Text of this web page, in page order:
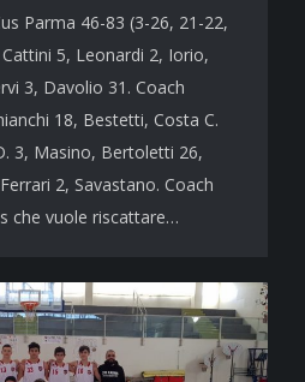
Parma 46-83 (3-26, 21-22,
5, Leonardi 2, Iorio,
3, Davolio 31. Coach
18, Bestetti, Costa C.
3, Masino, Bertoletti 26,
2, Savastano. Coach
che vuole riscattare…